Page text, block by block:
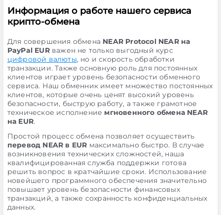
Информация о работе нашего сервиса
крипто-обмена
Для совершения обмена NEAR Protocol NEAR на
PayPal EURважен не только выгодный курс
цифровой валюты, но и скорость обработки
транзакции. Также основную роль для постоянных
клиентов играет уровень безопасности обменного
сервиса. Наш обменник имеет множество постоянных
клиентов, которые очень ценят высокий уровень
безопасности, быструю работу, а также грамотное
техническое исполнение мгновенного обмена NEAR
на EUR.
Простой процесс обмена позволяет осуществить
перевод NEAR в EUR максимально быстро. В случае
возникновения технических сложностей, наша
квалифицированная служба поддержки готова
решить вопрос в кратчайшие сроки. Использование
новейшего программного обеспечения значительно
повышает уровень безопасности финансовых
транзакций, а также сохранность конфиденциальных
данных.